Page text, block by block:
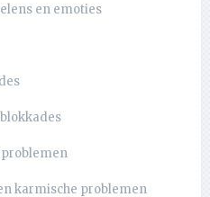
en emoties
problemen
karmische problemen